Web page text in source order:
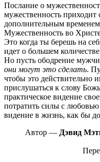
Послание о
мужественность
дополнительным
Мужественность во
Это когда ты берешь на
идет о большем
Но пусть ободрение
они могут это сделать.
чтобы это действительно
прислушаться к слову
практическое видение
потратить силы с
видение в жизнь, как бы
Автор — Дэвид